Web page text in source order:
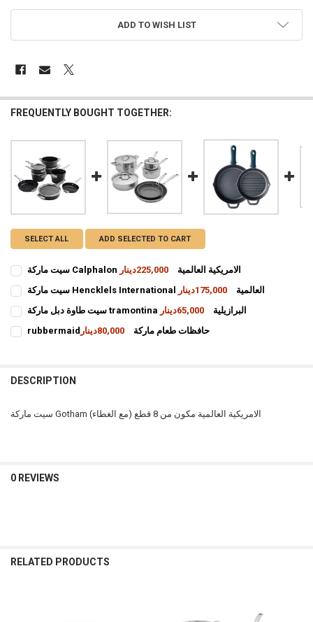
ADD TO WISH LIST
FREQUENTLY BOUGHT TOGETHER:
SELECT ALL ADD SELECTED TO CART
سيت ماركة Calphalon الامريكية العالمية
225,000دينار
STOCK:
سيت ماركة Hencklels International العالمية
175,000دينار
STOCK:
سيت طاوة دبل ماركة tramontina البرازيلية
65,000دينار
STOCK:
rubbermaidحافظات طعام ماركة
80,000دينار
DESCRIPTION
سيت ماركة Gotham الامريكية العالمية مكون من 8 قطع (مع الغطاء)
0 REVIEWS
RELATED PRODUCTS